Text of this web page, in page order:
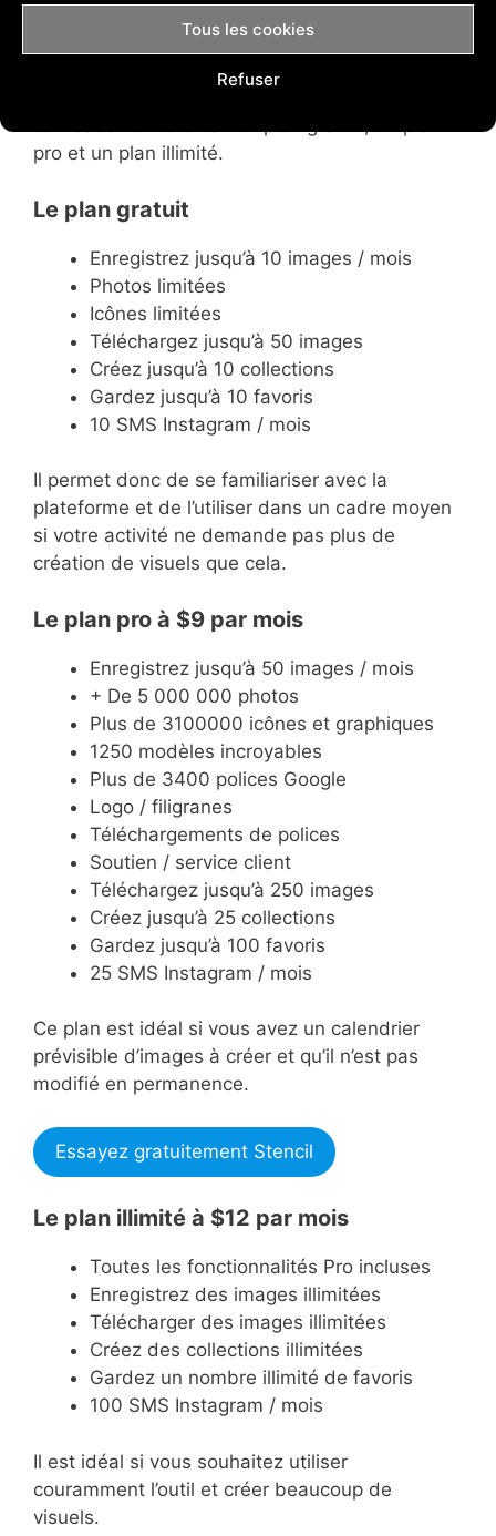
Tous les cookies
Refuser
La tarification de Stencil
pro et un plan illimité.
Le plan gratuit
Enregistrez jusqu’à 10 images / mois
Photos limitées
Icônes limitées
Téléchargez jusqu’à 50 images
Créez jusqu’à 10 collections
Gardez jusqu’à 10 favoris
10 SMS Instagram / mois
Il permet donc de se familiariser avec la
plateforme et de l’utiliser dans un cadre moyen
si votre activité ne demande pas plus de
création de visuels que cela.
Le plan pro à $9 par mois
Enregistrez jusqu’à 50 images / mois
+ De 5 000 000 photos
Plus de 3100000 icônes et graphiques
1250 modèles incroyables
Plus de 3400 polices Google
Logo / filigranes
Téléchargements de polices
Soutien / service client
Téléchargez jusqu’à 250 images
Créez jusqu’à 25 collections
Gardez jusqu’à 100 favoris
25 SMS Instagram / mois
Ce plan est idéal si vous avez un calendrier
prévisible d’images à créer et qu’il n’est pas
modifié en permanence.
Essayez gratuitement Stencil
Le plan illimité à $12 par mois
Toutes les fonctionnalités Pro incluses
Enregistrez des images illimitées
Télécharger des images illimitées
Créez des collections illimitées
Gardez un nombre illimité de favoris
100 SMS Instagram / mois
Il est idéal si vous souhaitez utiliser
couramment l’outil et créer beaucoup de
visuels.